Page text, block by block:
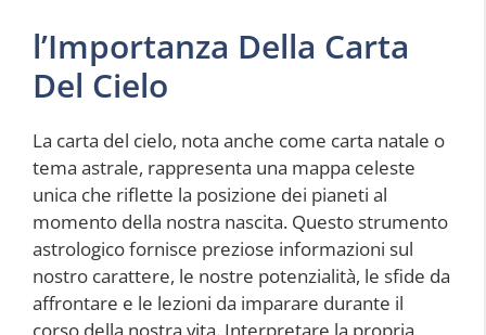
l’Importanza Della Carta
Del Cielo
La carta del cielo, nota anche come carta natale o
tema astrale, rappresenta una mappa celeste
unica che riflette la posizione dei pianeti al
momento della nostra nascita. Questo strumento
astrologico fornisce preziose informazioni sul
nostro carattere, le nostre potenzialità, le sfide da
affrontare e le lezioni da imparare durante il